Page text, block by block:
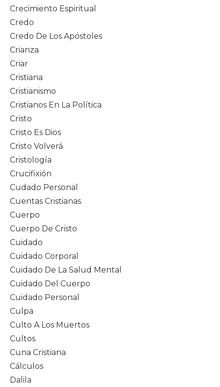
Crecimiento Espiritual
Credo
Credo De Los Apóstoles
Crianza
Criar
Cristiana
Cristianismo
Cristianos En La Política
Cristo
Cristo Es Dios
Cristo Volverá
Cristología
Crucifixión
Cudado Personal
Cuentas Cristianas
Cuerpo
Cuerpo De Cristo
Cuidado
Cuidado Corporal
Cuidado De La Salud Mental
Cuidado Del Cuerpo
Cuidado Personal
Culpa
Culto A Los Muertos
Cultos
Cuna Cristiana
Cálculos
Dalila